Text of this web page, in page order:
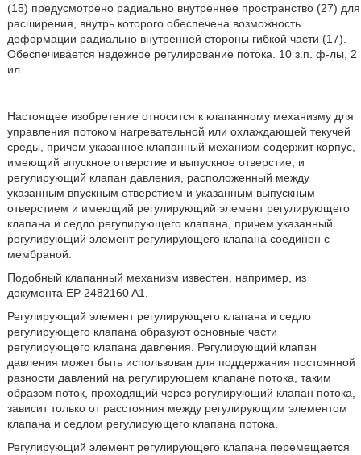
(15) предусмотрено радиально внутреннее пространство (27) для
расширения, внутрь которого обеспечена возможность
деформации радиально внутренней стороны гибкой части (17).
Обеспечивается надежное регулирование потока. 10 з.п. ф-лы, 2
ил.
Настоящее изобретение относится к клапанному механизму для
управления потоком нагревательной или охлаждающей текучей
среды, причем указанное клапанный механизм содержит корпус,
имеющий впускное отверстие и выпускное отверстие, и
регулирующий клапан давления, расположенный между
указанным впускным отверстием и указанным выпускным
отверстием и имеющий регулирующий элемент регулирующего
клапана и седло регулирующего клапана, причем указанный
регулирующий элемент регулирующего клапана соединен с
мембраной.
Подобный клапанный механизм известен, например, из
документа EP 2482160 A1.
Регулирующий элемент регулирующего клапана и седло
регулирующего клапана образуют основные части
регулирующего клапана давления. Регулирующий клапан
давления может быть использован для поддержания постоянной
разности давлений на регулирующем клапане потока, таким
образом поток, проходящий через регулирующий клапан потока,
зависит только от расстояния между регулирующим элементом
клапана и седлом регулирующего клапана потока.
Регулирующий элемент регулирующего клапана перемещается